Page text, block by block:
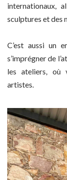
internationaux,
sculptures et des
C’est aussi un
s’imprégner de
les ateliers, où
artistes.